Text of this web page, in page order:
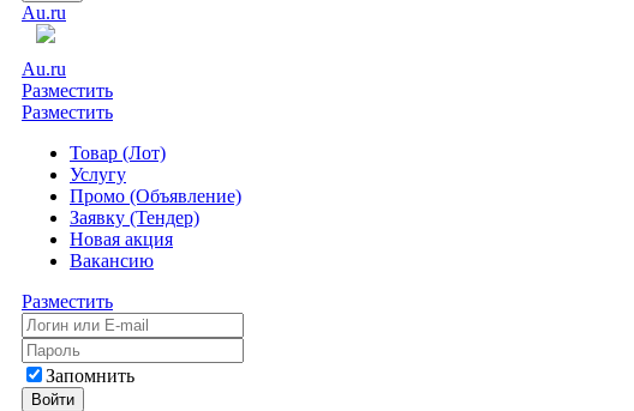
Au.ru
Au.ru
Разместить
Разместить
Товар (Лот)
Услугу
Промо (Объявление)
Заявку (Тендер)
Новая акция
Вакансию
Разместить
Запомнить
Войти